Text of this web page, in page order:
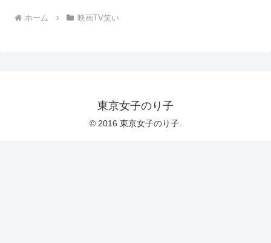
ホーム 映画TV笑い
東京女子のり子
© 2016 東京女子のり子.